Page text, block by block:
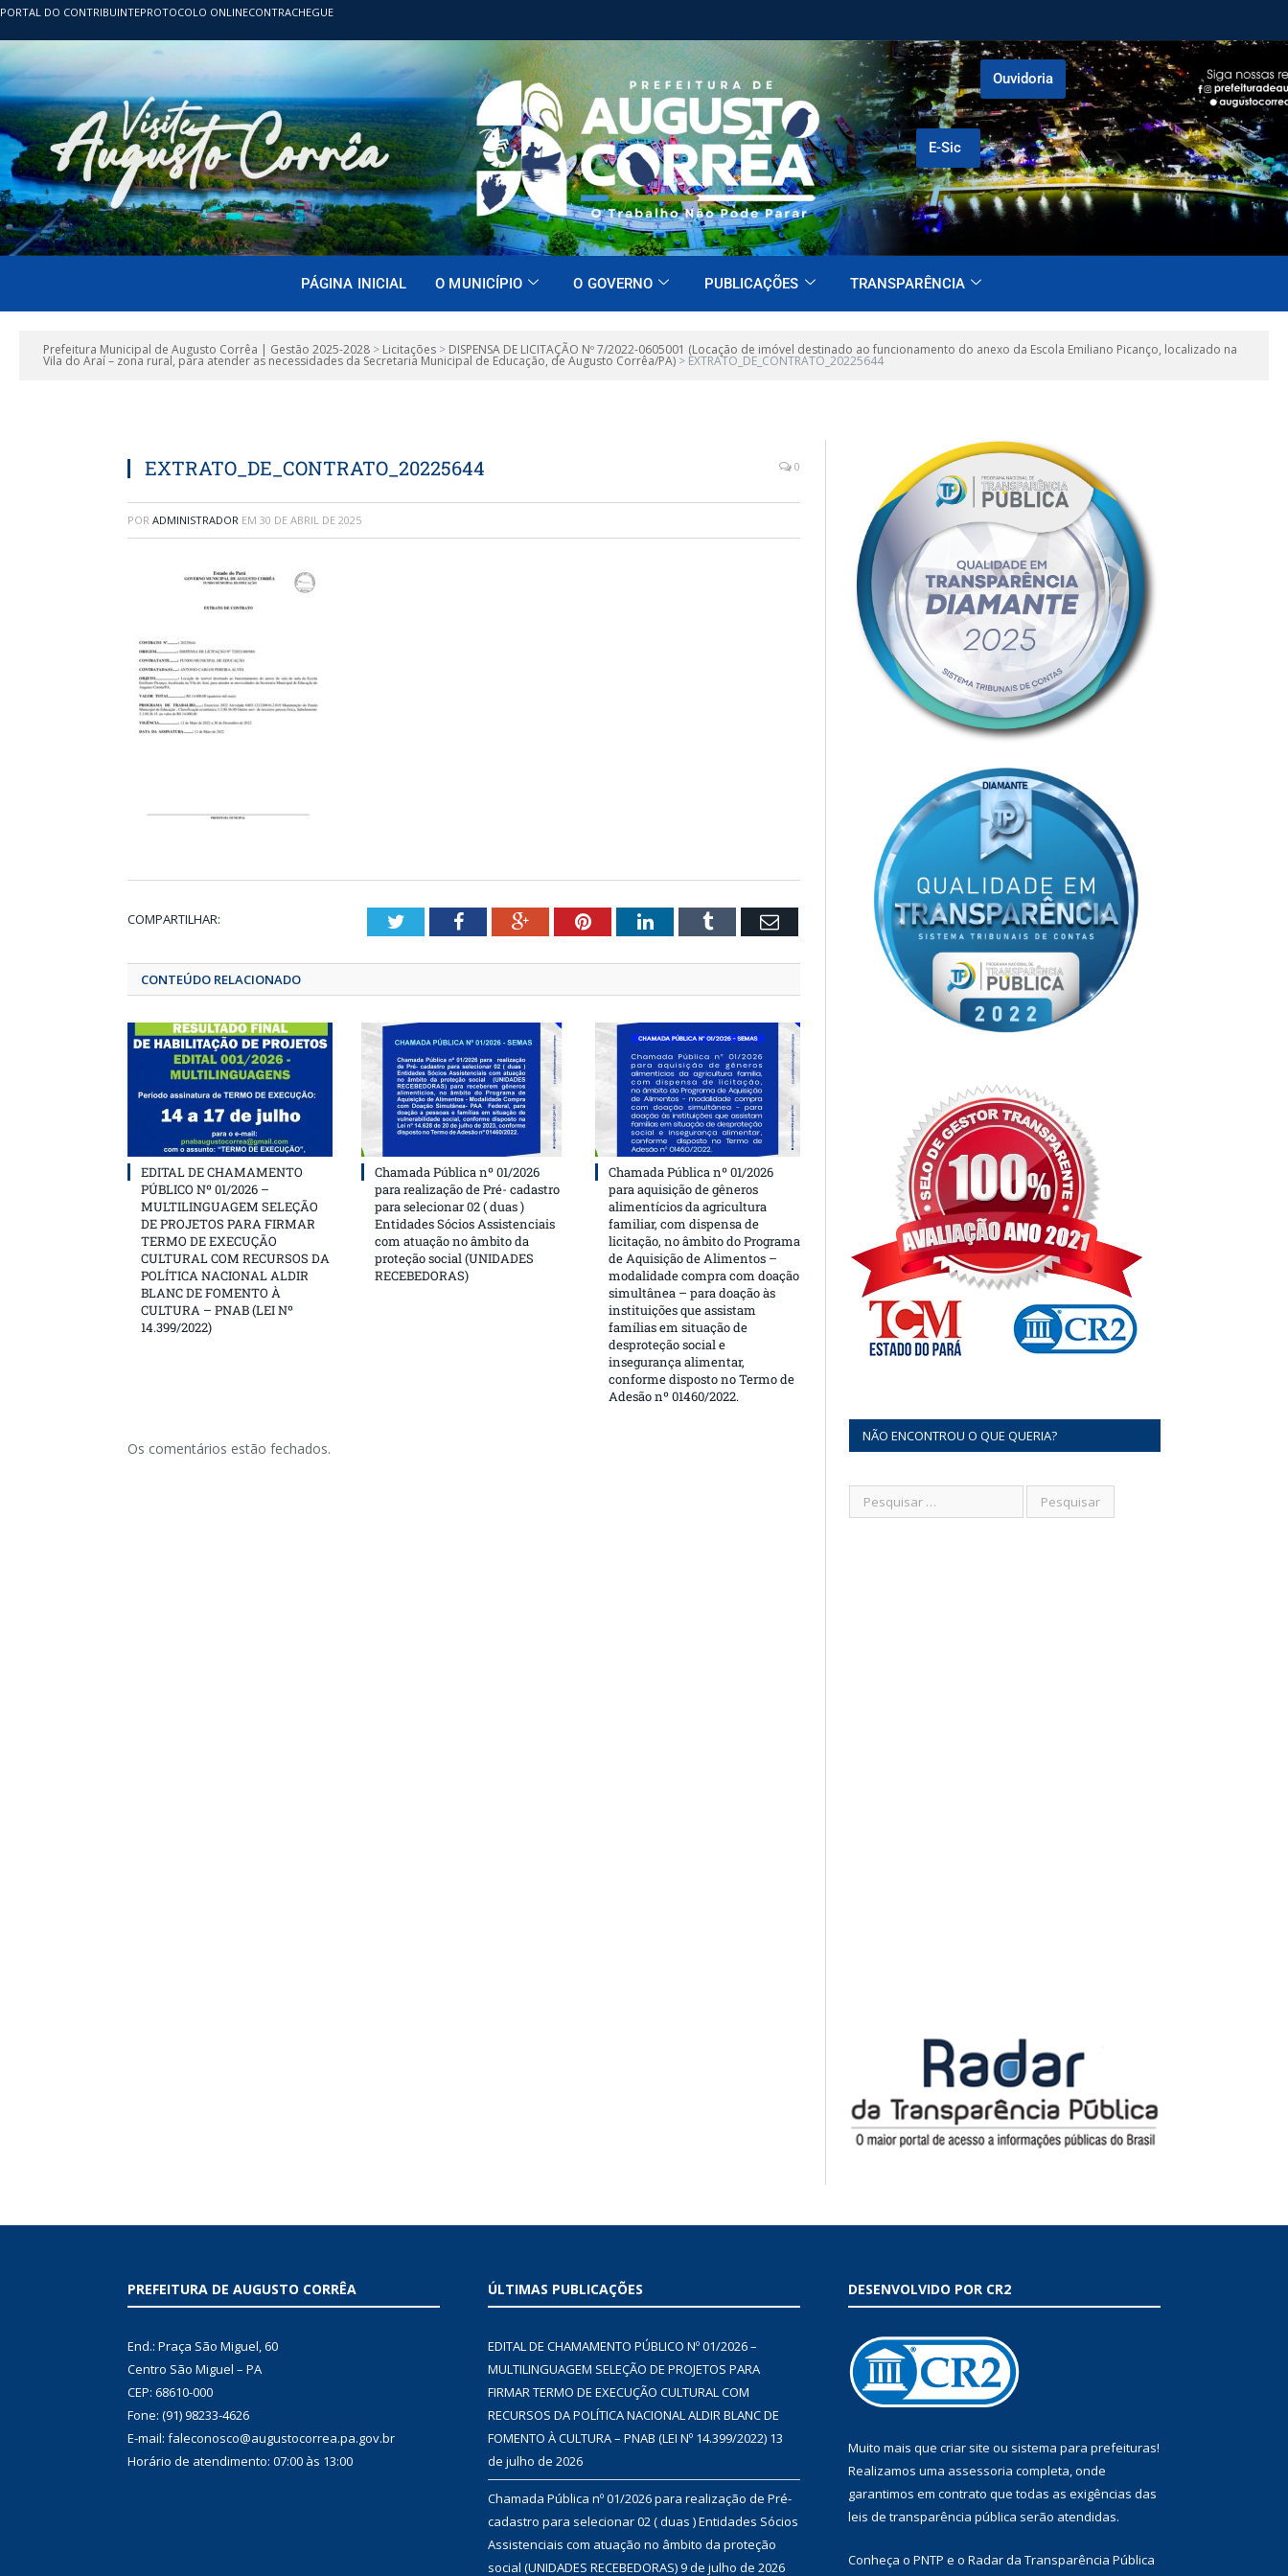
PORTAL DO CONTRIBUINTEPROTOCOLO ONLINECONTRACHEGUE
E-Sic
Ouvidoria
PÁGINA INICIAL O MUNICÍPIO O GOVERNO PUBLICAÇÕES TRANSPARÊNCIA
Prefeitura Municipal de Augusto Corrêa | Gestão 2025-2028 > Licitações > DISPENSA DE LICITAÇÃO Nº 7/2022-0605001 (Locação de imóvel destinado ao funcionamento do anexo da Escola Emiliano Picanço, localizado na
Vila do Araí – zona rural, para atender as necessidades da Secretaria Municipal de Educação, de Augusto Corrêa/PA) > EXTRATO_DE_CONTRATO_20225644
EXTRATO_DE_CONTRATO_20225644 0
POR ADMINISTRADOR EM 30 DE ABRIL DE 2025
COMPARTILHAR: TwitterFacebookGoogle+Pinterest
LinkedInTumblrEmail
CONTEÚDO RELACIONADO
EDITAL DE CHAMAMENTO
PÚBLICO Nº 01/2026 –
MULTILINGUAGEM SELEÇÃO
DE PROJETOS PARA FIRMAR
TERMO DE EXECUÇÃO
CULTURAL COM RECURSOS DA
POLÍTICA NACIONAL ALDIR
BLANC DE FOMENTO À
CULTURA – PNAB (LEI Nº
14.399/2022)
Chamada Pública nº 01/2026
para realização de Pré- cadastro
para selecionar 02 ( duas )
Entidades Sócios Assistenciais
com atuação no âmbito da
proteção social (UNIDADES
RECEBEDORAS)
Chamada Pública nº 01/2026
para aquisição de gêneros
alimentícios da agricultura
familiar, com dispensa de
licitação, no âmbito do Programa
de Aquisição de Alimentos –
modalidade compra com doação
simultânea – para doação às
instituições que assistam
famílias em situação de
desproteção social e
insegurança alimentar,
conforme disposto no Termo de
Adesão nº 01460/2022.
Os comentários estão fechados.
NÃO ENCONTROU O QUE QUERIA?
PREFEITURA DE AUGUSTO CORRÊA
End.: Praça São Miguel, 60
Centro São Miguel – PA
CEP: 68610-000
Fone: (91) 98233-4626
E-mail: faleconosco@augustocorrea.pa.gov.br
Horário de atendimento: 07:00 às 13:00
ÚLTIMAS PUBLICAÇÕES
EDITAL DE CHAMAMENTO PÚBLICO Nº 01/2026 –
MULTILINGUAGEM SELEÇÃO DE PROJETOS PARA
FIRMAR TERMO DE EXECUÇÃO CULTURAL COM
RECURSOS DA POLÍTICA NACIONAL ALDIR BLANC DE
FOMENTO À CULTURA – PNAB (LEI Nº 14.399/2022) 13
de julho de 2026
Chamada Pública nº 01/2026 para realização de Pré-
cadastro para selecionar 02 ( duas ) Entidades Sócios
Assistenciais com atuação no âmbito da proteção
social (UNIDADES RECEBEDORAS)9 de julho de 2026
DESENVOLVIDO POR CR2
Muito mais que criar site ou sistema para prefeituras!
Realizamos uma assessoria completa, onde
garantimos em contrato que todas as exigências das
leis de transparência pública serão atendidas.
Conheça o PNTP e o Radar da Transparência Pública